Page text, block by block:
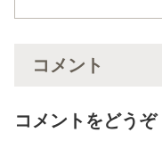
コメント
コメントをどうぞ